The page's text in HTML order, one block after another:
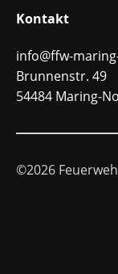
Kontakt
info@ffw-
Brunnenstr. 49
54484 Maring-
©2026